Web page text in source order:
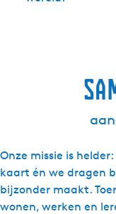
Onze missie is
kaart én we dragen
bijzonder maakt.
wonen, werken en